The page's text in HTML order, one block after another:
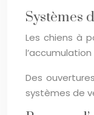
Systèmes
Les chiens à
Des
systèmes de